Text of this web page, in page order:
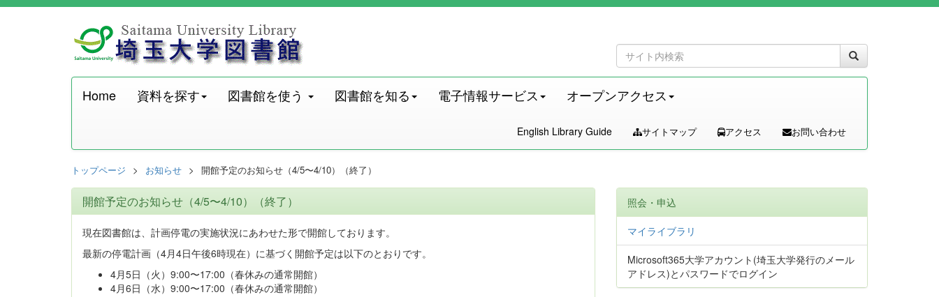
Home 資料を探す 図書館を使う 図書館を知る 電子情報サービス オープンアクセス
English Library Guide サイトマップ アクセス お問い合わせ
トップページ お知らせ 開館予定のお知らせ（4/5〜4/10）（終了）
開館予定のお知らせ（4/5〜4/10）（終了）
現在図書館は、計画停電の実施状況にあわせた形で開館しております。
最新の停電計画（4月4日午後6時現在）に基づく開館予定は以下のとおりです。
4月5日（火）9:00〜17:00（春休みの通常開館）
4月6日（水）9:00〜17:00（春休みの通常開館）
照会・申込
マイライブラリ
Microsoft365大学アカウント(埼玉大学発行のメール
アドレス)とパスワードでログイン